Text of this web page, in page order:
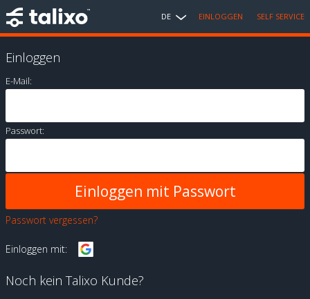
DE EINLOGGEN SELF SERVICE
Einloggen
E-Mail:
Passwort:
Passwort vergessen?
Einloggen mit:
Noch kein Talixo Kunde?